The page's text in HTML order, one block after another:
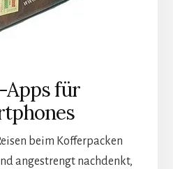
Apps für
beim Kofferpacken
angestrengt nachdenkt,